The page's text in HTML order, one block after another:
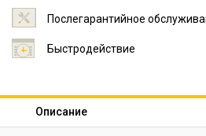
Послегарантийное
Быстродействие
Описание